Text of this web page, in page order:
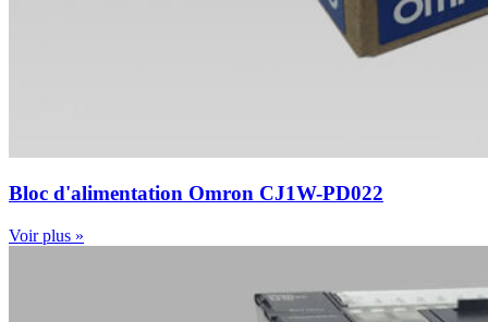
Bloc d'alimentation Omron CJ1W-PD022
Voir plus »